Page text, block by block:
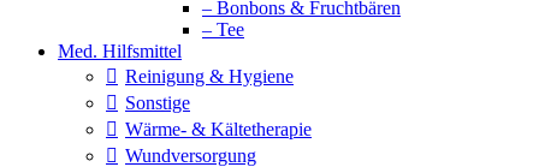
– Bonbons & Fruchtbären
– Tee
Med. Hilfsmittel
Reinigung & Hygiene
Sonstige
Wärme- & Kältetherapie
Wundversorgung